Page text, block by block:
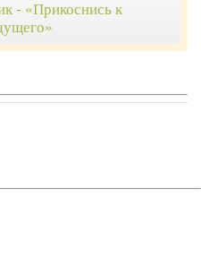
- «Прикоснись к